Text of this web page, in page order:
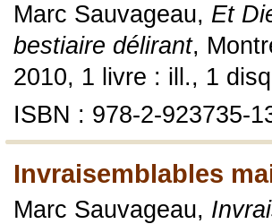
Marc Sauvageau, Et
bestiaire délirant,
2010, 1 livre : ill., 1
ISBN : 978-2-923735-
Invraisemblables
Marc Sauvageau,